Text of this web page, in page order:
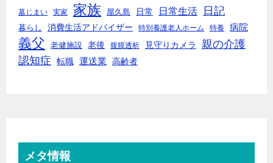
墓じまい 実家 家族 屋久島 日常 日常生活 日記
暮らし 消費生活アドバイザー 特別養護老人ホーム 特養 病院
義父 老健施設 老後 腹膜透析 見守りカメラ
親の介護
認知症
転職 運送業 高齢者
メタ情報